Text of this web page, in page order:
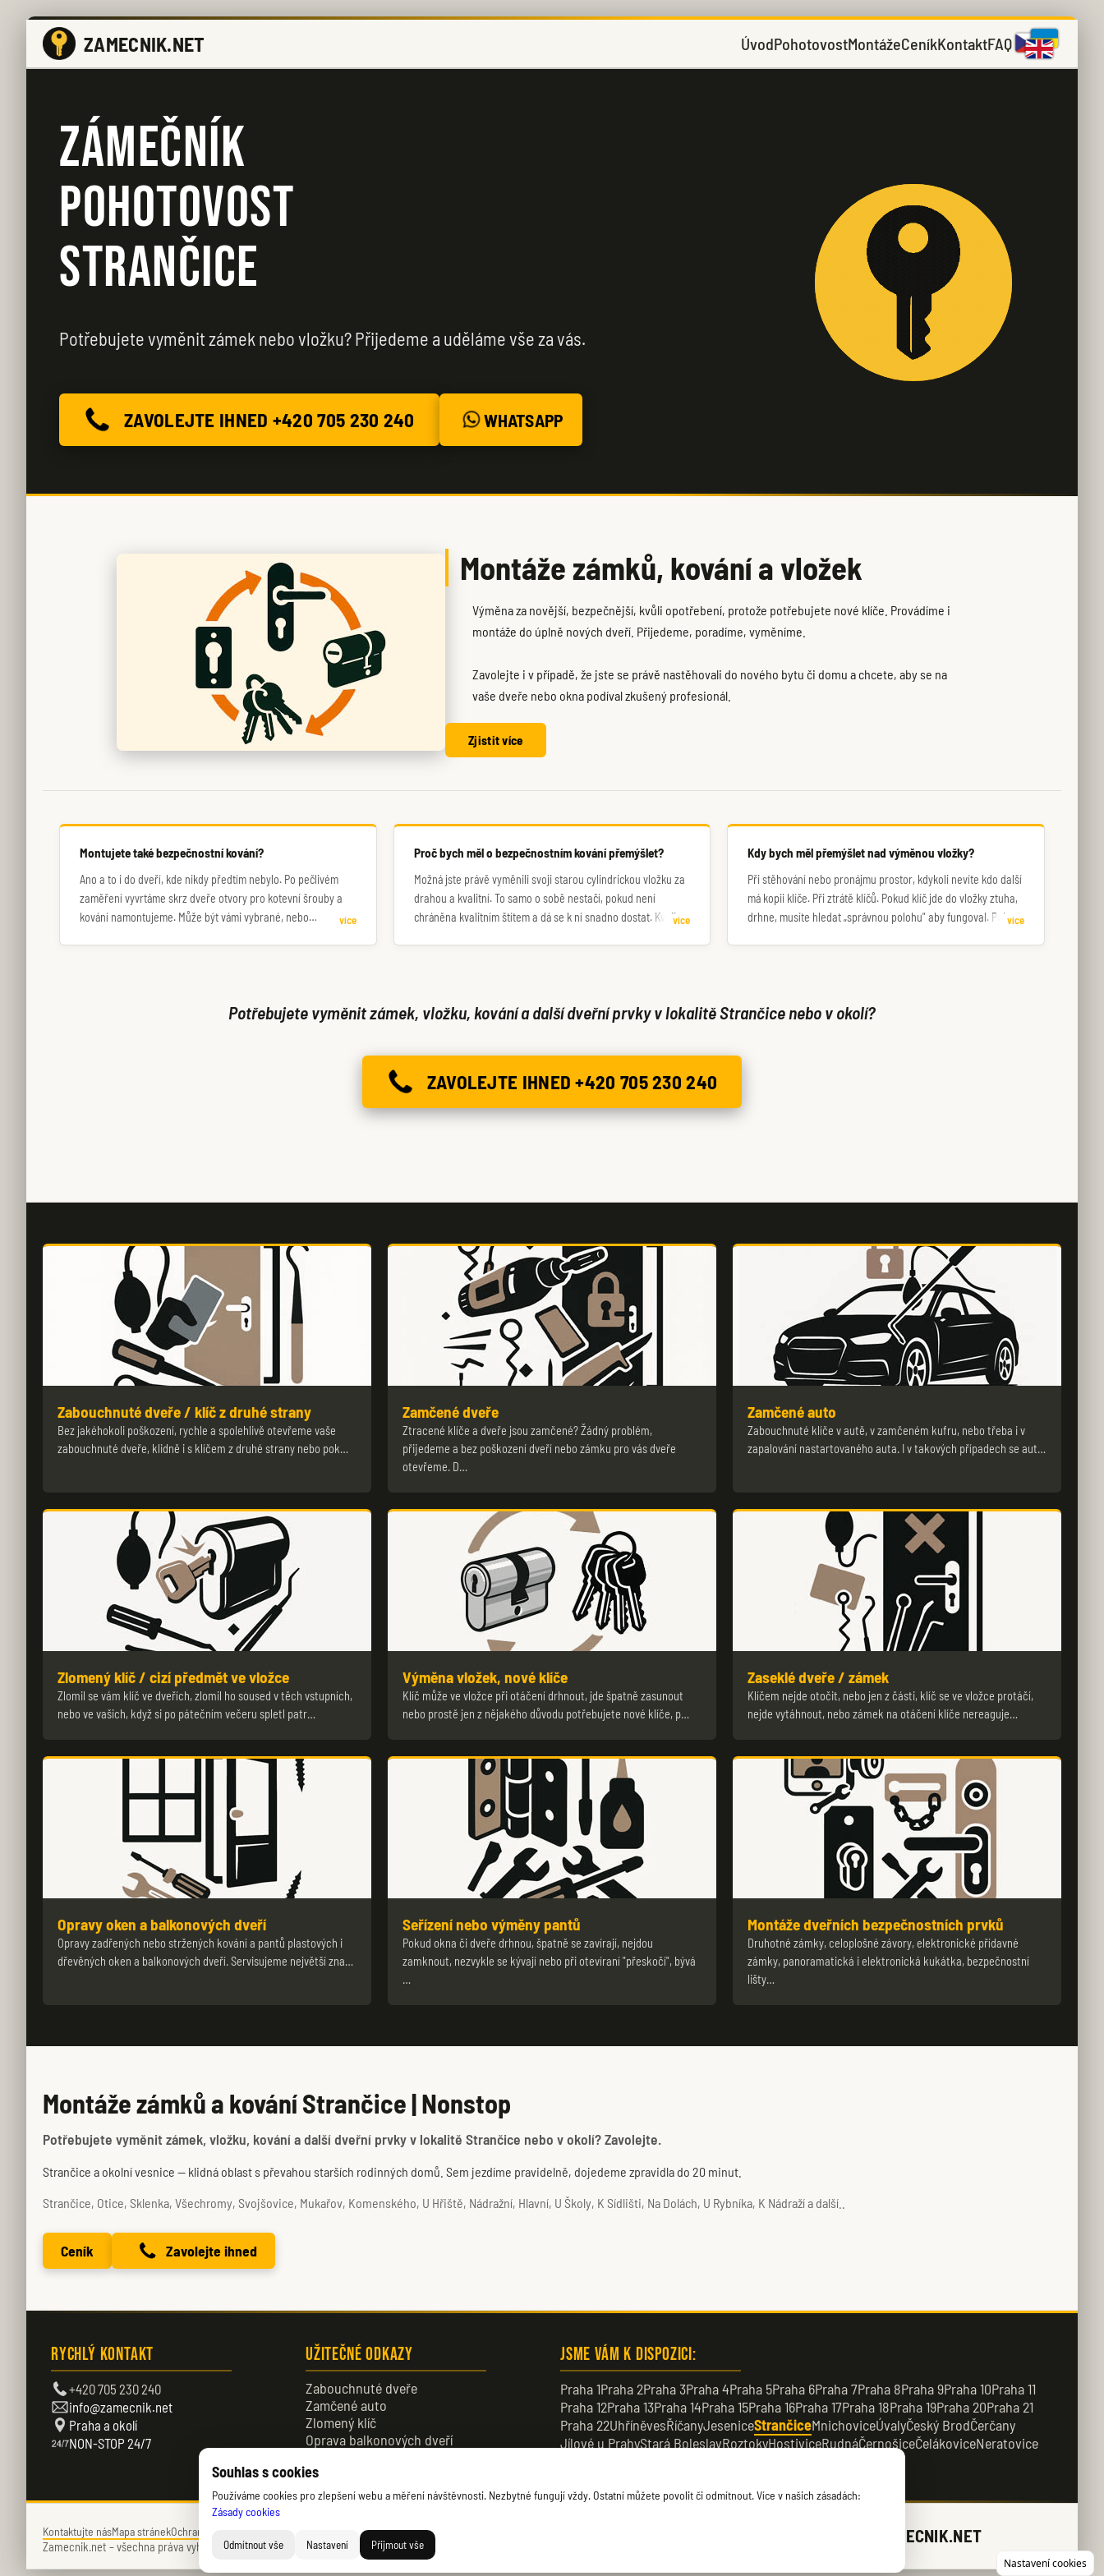
ZAMECNIK.NET ÚvodPohotovostMontážeCeníkKontaktFAQ
ZÁMEČNÍK
POHOTOVOST
STRANČICE
Potřebujete vyměnit zámek nebo vložku? Přijedeme a uděláme vše za vás.
ZAVOLEJTE IHNED +420 705 230 240 WHATSAPP
Montáže zámků, kování a vložek
Výměna za novější, bezpečnější, kvůli opotřebení, protože potřebujete nové klíče. Provádíme i
montáže do úplně nových dveří. Přijedeme, poradíme, vyměníme.
Zavolejte i v případě, že jste se právě nastěhovali do nového bytu či domu a chcete, aby se na
vaše dveře nebo okna podíval zkušený profesionál.
Zjistit více
Montujete také bezpečnostní kování?
Ano a to i do dveří, kde nikdy předtím nebylo. Po pečlivém
zaměření vyvrtáme skrz dveře otvory pro kotevní šrouby a
kování namontujeme. Může být vámi vybrané, nebo
více
Proč bych měl o bezpečnostním kování přemýšlet?
Možná jste právě vyměnili svoji starou cylindrickou vložku za
drahou a kvalitní. To samo o sobě nestačí, pokud není
chráněna kvalitním štítem a dá se k ní snadno dostat. Kvalitní
více
Kdy bych měl přemýšlet nad výměnou vložky?
Při stěhování nebo pronájmu prostor, kdykoli nevíte kdo další
má kopii klíče. Při ztrátě klíčů. Pokud klíč jde do vložky ztuha,
drhne, musíte hledat „správnou polohu" aby fungoval. Pokud
více
Potřebujete vyměnit zámek, vložku, kování a další dveřní prvky v lokalitě Strančice nebo v okolí?
ZAVOLEJTE IHNED +420 705 230 240
Zabouchnuté dveře / klíč z druhé strany
Bez jakéhokoli poškození, rychle a spolehlivě otevřeme vaše
zabouchnuté dveře, klidně i s klíčem z druhé strany nebo pok…
Zamčené dveře
Ztracené klíče a dveře jsou zamčené? Žádný problém,
přijedeme a bez poškození dveří nebo zámku pro vás dveře
otevřeme. D…
Zamčené auto
Zabouchnuté klíče v autě, v zamčeném kufru, nebo třeba i v
zapalování nastartovaného auta. I v takových případech se aut…
Zlomený klíč / cizí předmět ve vložce
Zlomil se vám klíč ve dveřích, zlomil ho soused v těch vstupních,
nebo ve vašich, když si po pátečním večeru spletl patr…
Výměna vložek, nové klíče
Klíč může ve vložce při otáčení drhnout, jde špatně zasunout
nebo prostě jen z nějakého důvodu potřebujete nové klíče, p…
Zaseklé dveře / zámek
Klíčem nejde otočit, nebo jen z části, klíč se ve vložce protáčí,
nejde vytáhnout, nebo zámek na otáčení klíče nereaguje…
Opravy oken a balkonových dveří
Opravy zadřených nebo stržených kování a pantů plastových i
dřevěných oken a balkonových dveří. Servisujeme největší zna…
Seřízení nebo výměny pantů
Pokud okna či dveře drhnou, špatně se zavírají, nejdou
zamknout, nezvykle se kývají nebo při otevíraní "přeskočí", bývá
…
Montáže dveřních bezpečnostních prvků
Druhotné zámky, celoplošné závory, elektronické přídavné
zámky, panoramatická i elektronická kukátka, bezpečnostní
lišty…
Montáže zámků a kování Strančice | Nonstop
Potřebujete vyměnit zámek, vložku, kování a další dveřní prvky v lokalitě Strančice nebo v okolí? Zavolejte.
Strančice a okolní vesnice — klidná oblast s převahou starších rodinných domů. Sem jezdíme pravidelně, dojedeme zpravidla do 20 minut.
Strančice, Otice, Sklenka, Všechromy, Svojšovice, Mukařov, Komenského, U Hřiště, Nádražní, Hlavní, U Školy, K Sídlišti, Na Dolách, U Rybníka, K Nádraží a další..
Ceník Zavolejte ihned
Rychlý kontakt
+420 705 230 240
info@zamecnik.net
Praha a okolí
NON-STOP 24/7
Užitečné odkazy
Zabouchnuté dveře
Zamčené auto
Zlomený klíč
Oprava balkonových dveří
Jsme vám k dispozici:
Praha 1Praha 2Praha 3Praha 4Praha 5Praha 6Praha 7Praha 8Praha 9Praha 10Praha 11
Praha 12Praha 13Praha 14Praha 15Praha 16Praha 17Praha 18Praha 19Praha 20Praha 21
Praha 22UhříněvesŘíčanyJeseniceStrančiceMnichoviceÚvalyČeský BrodČerčany
Jílové u PrahyStará BoleslavRoztokyHostiviceRudnáČernošiceČelákoviceNeratovice
Kontaktujte násMapa stránekOchrana soukromí
Zamecnik.net –všechna práva vyhrazena – © 2026 – Daniel Němec.
ZAMECNIK.NET
Souhlas s cookies
Používáme cookies pro zlepšení webu a měření návštěvnosti. Nezbytné fungují vždy. Ostatní můžete povolit či odmítnout. Více v našich zásadách:
Zásady cookies
Odmítnout vše Nastavení Přijmout vše
Nastavení cookies